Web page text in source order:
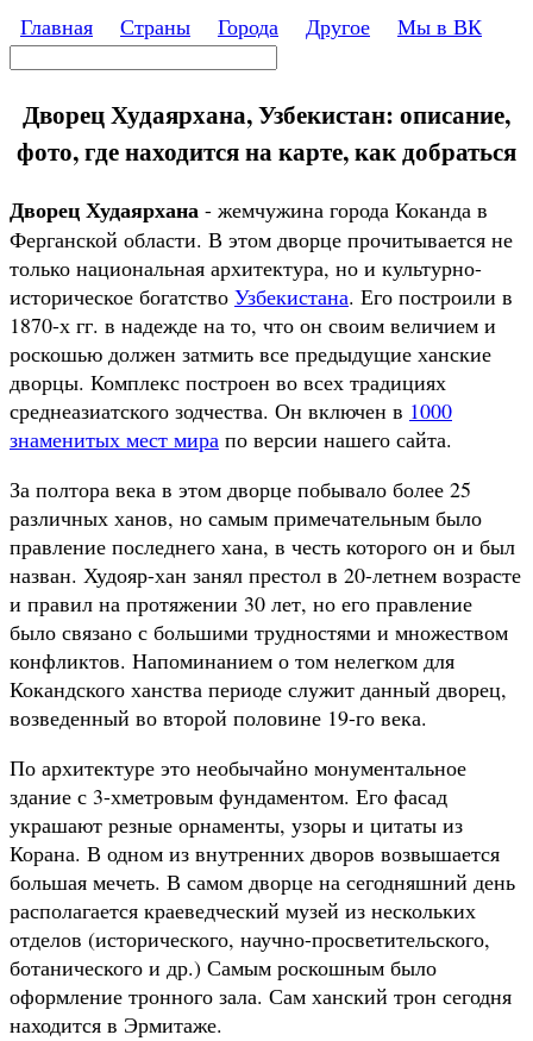
Перейти к основному содержанию
Главная Страны Города Другое Мы в ВК
Поиск
Дворец Худаярхана, Узбекистан: описание,
фото, где находится на карте, как добраться
Дворец Худаярхана - жемчужина города Коканда в
Ферганской области. В этом дворце прочитывается не
только национальная архитектура, но и культурно-
историческое богатство Узбекистана. Его построили в
1870-х гг. в надежде на то, что он своим величием и
роскошью должен затмить все предыдущие ханские
дворцы. Комплекс построен во всех традициях
среднеазиатского зодчества. Он включен в 1000
знаменитых мест мира по версии нашего сайта.
За полтора века в этом дворце побывало более 25
различных ханов, но самым примечательным было
правление последнего хана, в честь которого он и был
назван. Худояр-хан занял престол в 20-летнем возрасте
и правил на протяжении 30 лет, но его правление
было связано с большими трудностями и множеством
конфликтов. Напоминанием о том нелегком для
Кокандского ханства периоде служит данный дворец,
возведенный во второй половине 19-го века.
По архитектуре это необычайно монументальное
здание с 3-хметровым фундаментом. Его фасад
украшают резные орнаменты, узоры и цитаты из
Корана. В одном из внутренних дворов возвышается
большая мечеть. В самом дворце на сегодняшний день
располагается краеведческий музей из нескольких
отделов (исторического, научно-просветительского,
ботанического и др.) Самым роскошным было
оформление тронного зала. Сам ханский трон сегодня
находится в Эрмитаже.